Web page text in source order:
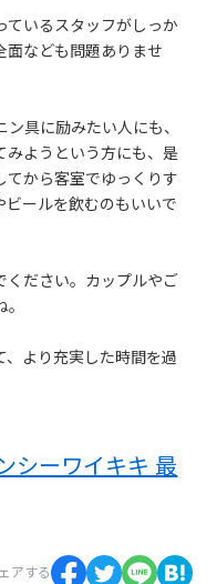
ているスタッフがしっか
面なども問題ありませ
具に励みたい人にも、
みようという方にも、是
てから客室でゆっくりす
ールを飲むのもいいで
ください。カップルやご
より充実した時間を過
シーワイキキ 最
アする